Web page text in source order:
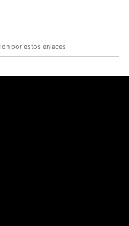
por estos enlaces